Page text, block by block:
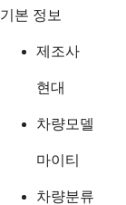
기본 정보
제조사
현대
차량모델
마이티
차량분류